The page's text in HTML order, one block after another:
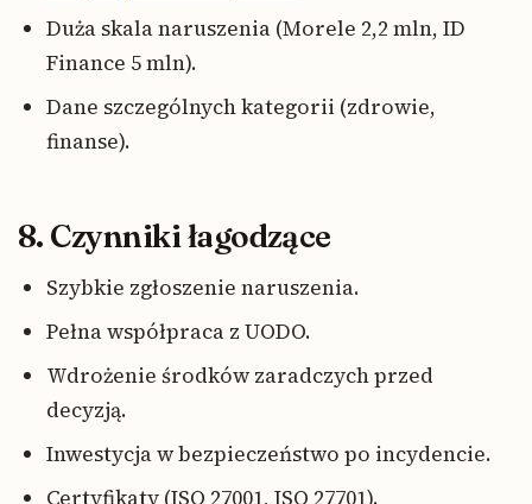
Duża skala naruszenia (Morele 2,2 mln, ID
Finance 5 mln).
Dane szczególnych kategorii (zdrowie,
finanse).
8. Czynniki łagodzące
Szybkie zgłoszenie naruszenia.
Pełna współpraca z UODO.
Wdrożenie środków zaradczych przed
decyzją.
Inwestycja w bezpieczeństwo po incydencie.